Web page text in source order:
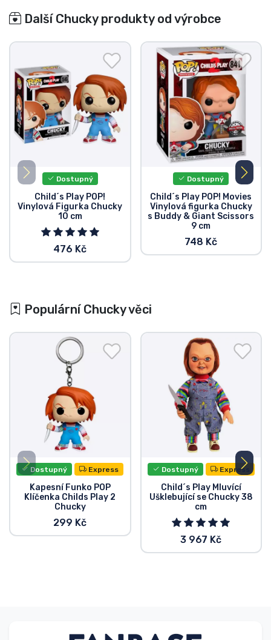
Další Chucky produkty od výrobce
Dostupný
Child´s Play POP!
Vinylová Figurka Chucky
10 cm
476 Kč
Dostupný
Child´s Play POP! Movies
Vinylová figurka Chucky
s Buddy & Giant Scissors
9 cm
748 Kč
Populární Chucky věci
Dostupný Express
Kapesní Funko POP
Klíčenka Childs Play 2
Chucky
299 Kč
Dostupný Express
Child´s Play Mluvící
Ušklebující se Chucky 38
cm
3 967 Kč